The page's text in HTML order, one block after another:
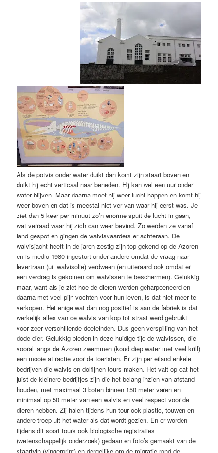
Als de potvis onder water duikt dan komt zijn staart boven en
duikt hij echt verticaal naar beneden. Hij kan wel een uur onder
water blijven. Maar daarna moet hij weer lucht happen en komt hij
weer boven en dat is meestal niet ver van waar hij eerst was. Je
ziet dan 5 keer per minuut zo’n enorme spuit de lucht in gaan,
wat verraad waar hij zich dan weer bevind. Zo werden ze vanaf
land gespot en gingen de walvisvaarders er achteraan. De
walvisjacht heeft in de jaren zestig zijn top gekend op de Azoren
en is medio 1980 ingestort onder andere omdat de vraag naar
levertraan (uit walvisolie) verdween (en uiteraard ook omdat er
een verdrag is gekomen om walvissen te beschermen). Gelukkig
maar, want als je ziet hoe de dieren werden geharpoeneerd en
daarna met veel pijn vochten voor hun leven, is dat niet meer te
verkopen. Het enige wat dan nog positief is aan de fabriek is dat
werkelijk alles van de walvis van kop tot straat werd gebruikt
voor zeer verschillende doeleinden. Dus geen verspilling van het
dode dier. Gelukkig bieden in deze huidige tijd de walvissen, die
vooral langs de Azoren zwemmen (koud diep water met veel krill)
een mooie attractie voor de toeristen. Er zijn per eiland enkele
bedrijven die walvis en dolfijnen tours maken. Het valt op dat het
juist de kleinere bedrijfjes zijn die het belang inzien van afstand
houden, met maximaal 3 boten binnen 150 meter varen en
minimaal op 50 meter van een walvis en veel respect voor de
dieren hebben. Zij halen tijdens hun tour ook plastic, touwen en
andere troep uit het water als dat wordt gezien. En er worden
tijdens dit soort tours ook biologische registraties
(wetenschappelijk onderzoek) gedaan en foto’s gemaakt van de
staartvin (vingerprint) en dergelijke om de migratie rond de